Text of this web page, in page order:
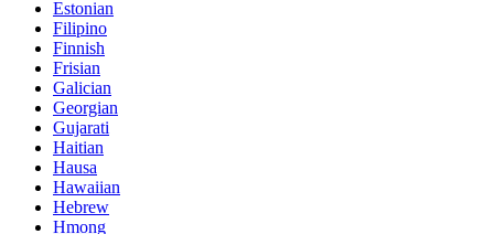
Estonian
Filipino
Finnish
Frisian
Galician
Georgian
Gujarati
Haitian
Hausa
Hawaiian
Hebrew
Hmong